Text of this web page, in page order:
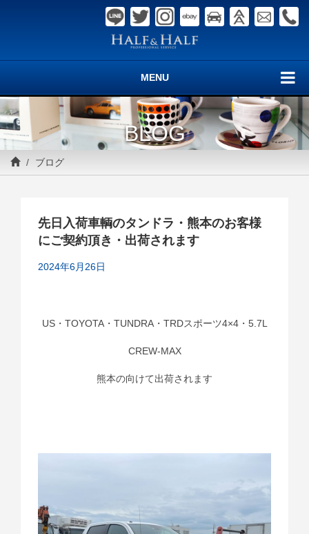
MENU
BLOG
ブログ
先日入荷車輌のタンドラ・熊本のお客様
にご契約頂き・出荷されます
2024年6月26日
US・TOYOTA・TUNDRA・TRDスポーツ4×4・5.7L
CREW-MAX
熊本の向けて出荷されます